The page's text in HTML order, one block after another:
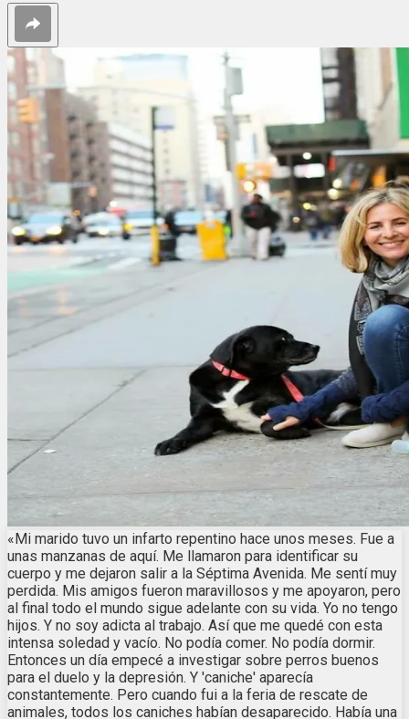
«Mi marido tuvo un infarto repentino hace unos meses. Fue a
unas manzanas de aquí. Me llamaron para identificar su
cuerpo y me dejaron salir a la Séptima Avenida. Me sentí muy
perdida. Mis amigos fueron maravillosos y me apoyaron, pero
al final todo el mundo sigue adelante con su vida. Yo no tengo
hijos. Y no soy adicta al trabajo. Así que me quedé con esta
intensa soledad y vacío. No podía comer. No podía dormir.
Entonces un día empecé a investigar sobre perros buenos
para el duelo y la depresión. Y 'caniche' aparecía
constantemente. Pero cuando fui a la feria de rescate de
animales, todos los caniches habían desaparecido. Había una